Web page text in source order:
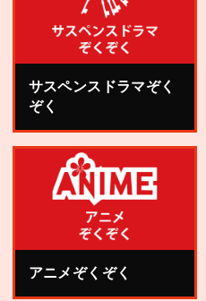
サスペンスドラマぞく
ぞく
アニメぞくぞく